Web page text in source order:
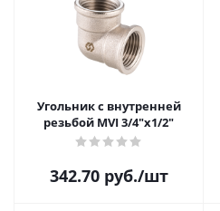
Угольник с внутренней
резьбой MVI 3/4"x1/2"
342.70руб./шт